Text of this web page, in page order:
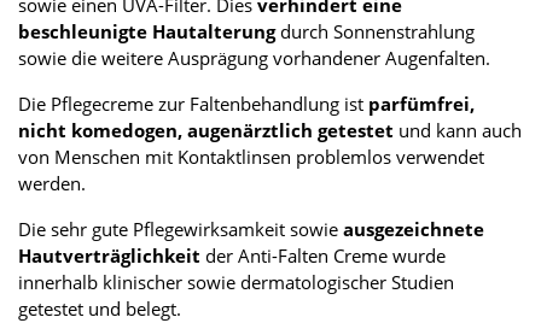
sowie einen UVA-Filter. Dies verhindert eine
beschleunigte Hautalterungdurch Sonnenstrahlung
sowie die weitere Ausprägung vorhandener Augenfalten.
Die Pflegecreme zur Faltenbehandlung ist parfümfrei,
nicht komedogen, augenärztlich getestet und kann auch
von Menschen mit Kontaktlinsen problemlos verwendet
werden.
Die sehr gute Pflegewirksamkeit sowie ausgezeichnete
Hautverträglichkeit der Anti-Falten Creme wurde
innerhalb klinischer sowie dermatologischer Studien
getestet und belegt.